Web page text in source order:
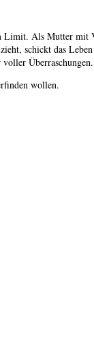
Limit. Als Mutter
schickt das
wollen.